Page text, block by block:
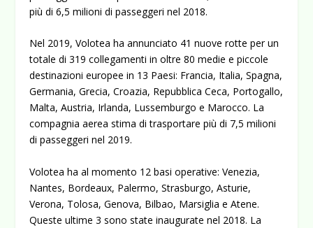
più di 6,5 milioni di passeggeri nel 2018.
Nel 2019, Volotea ha annunciato 41 nuove rotte per un
totale di 319 collegamenti in oltre 80 medie e piccole
destinazioni europee in 13 Paesi: Francia, Italia, Spagna,
Germania, Grecia, Croazia, Repubblica Ceca, Portogallo,
Malta, Austria, Irlanda, Lussemburgo e Marocco. La
compagnia aerea stima di trasportare più di 7,5 milioni
di passeggeri nel 2019.
Volotea ha al momento 12 basi operative: Venezia,
Nantes, Bordeaux, Palermo, Strasburgo, Asturie,
Verona, Tolosa, Genova, Bilbao, Marsiglia e Atene.
Queste ultime 3 sono state inaugurate nel 2018. La